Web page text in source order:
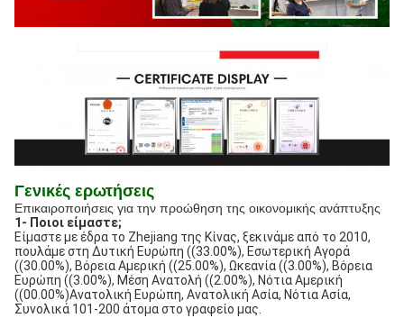
Γενικές ερωτήσεις
Επικαιροποιήσεις για την προώθηση της οικονομικής ανάπτυξης
1- Ποιοι είμαστε;
Είμαστε με έδρα το Zhejiang της Κίνας, ξεκινάμε από το 2010,
πουλάμε στη Δυτική Ευρώπη ((33.00%), Εσωτερική Αγορά
((30.00%), Βόρεια Αμερική ((25.00%), Ωκεανία ((3.00%), Βόρεια
Ευρώπη ((3.00%), Μέση Ανατολή ((2.00%), Νότια Αμερική
((00.00%)Ανατολική Ευρώπη, Ανατολική Ασία, Νότια Ασία,
Συνολικά 101-200 άτομα στο γραφείο μας.